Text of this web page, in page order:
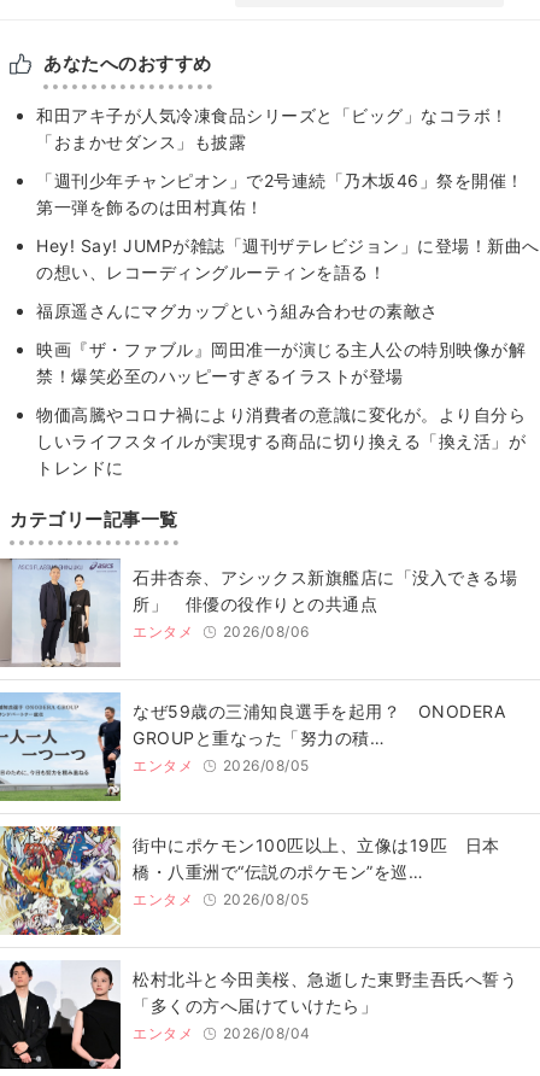
あなたへのおすすめ
和田アキ子が人気冷凍食品シリーズと「ビッグ」なコラボ！
「おまかせダンス」も披露
「週刊少年チャンピオン」で2号連続「乃木坂46」祭を開催！
第一弾を飾るのは田村真佑！
Hey! Say! JUMPが雑誌「週刊ザテレビジョン」に登場！新曲へ
の想い、レコーディングルーティンを語る！
福原遥さんにマグカップという組み合わせの素敵さ
映画『ザ・ファブル』岡田准一が演じる主人公の特別映像が解
禁！爆笑必至のハッピーすぎるイラストが登場
物価高騰やコロナ禍により消費者の意識に変化が。より自分ら
しいライフスタイルが実現する商品に切り換える「換え活」が
トレンドに
カテゴリー記事一覧
石井杏奈、アシックス新旗艦店に「没入できる場
所」 俳優の役作りとの共通点
エンタメ 2026/08/06
なぜ59歳の三浦知良選手を起用？ ONODERA
GROUPと重なった「努力の積…
エンタメ 2026/08/05
街中にポケモン100匹以上、立像は19匹 日本
橋・八重洲で“伝説のポケモン”を巡…
エンタメ 2026/08/05
松村北斗と今田美桜、急逝した東野圭吾氏へ誓う
「多くの方へ届けていけたら」
エンタメ 2026/08/04